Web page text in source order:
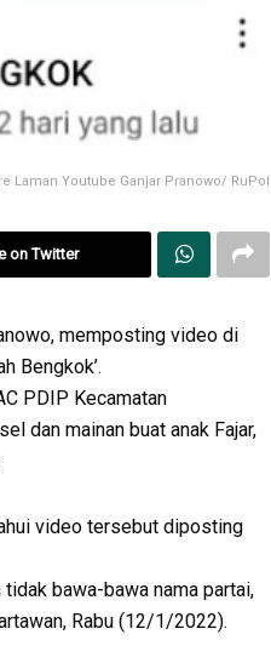
Laman Youtube Ganjar Pranowo/ RuPol
on Twitter
memposting video di
Bengkok’.
PDIP Kecamatan
dan mainan buat anak Fajar,
video tersebut diposting
bawa-bawa nama partai,
Rabu (12/1/2022).